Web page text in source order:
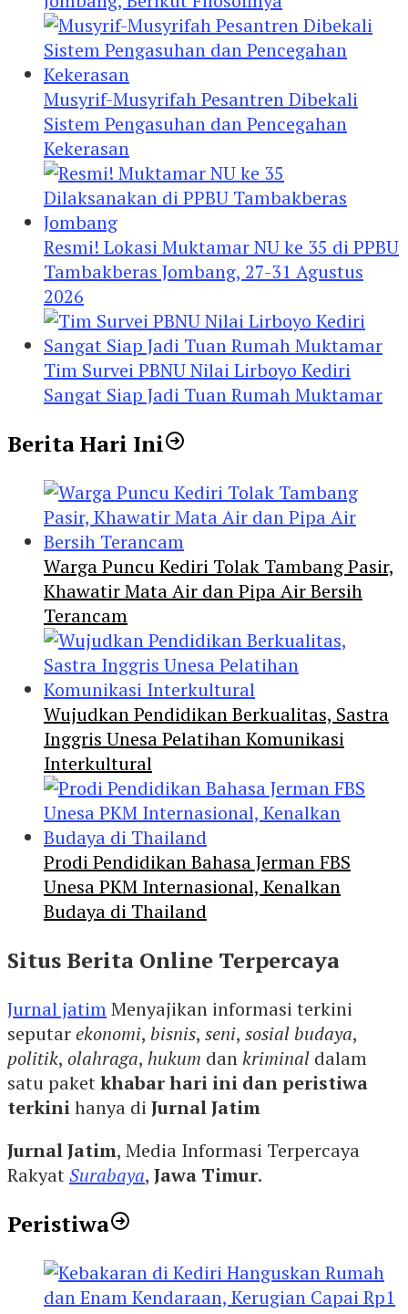
Musyrif-Musyrifah Pesantren Dibekali
Sistem Pengasuhan dan Pencegahan
Kekerasan
Resmi! Lokasi Muktamar NU ke 35 di PPBU
Tambakberas Jombang, 27-31 Agustus
2026
Tim Survei PBNU Nilai Lirboyo Kediri
Sangat Siap Jadi Tuan Rumah Muktamar
Berita Hari Ini
Warga Puncu Kediri Tolak Tambang Pasir,
Khawatir Mata Air dan Pipa Air Bersih
Terancam
Wujudkan Pendidikan Berkualitas, Sastra
Inggris Unesa Pelatihan Komunikasi
Interkultural
Prodi Pendidikan Bahasa Jerman FBS
Unesa PKM Internasional, Kenalkan
Budaya di Thailand
Situs Berita Online Terpercaya
Jurnal jatimMenyajikan informasi terkini
seputarekonomi, bisnis, seni, sosial budaya,
politik, olahraga, hukum dankriminal dalam
satu paketkhabar hari ini dan peristiwa
terkinihanya di Jurnal Jatim
Jurnal Jatim, Media Informasi Terpercaya
RakyatSurabaya, Jawa Timur.
Peristiwa